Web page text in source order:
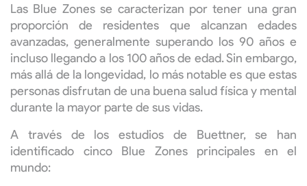
Las Blue Zones se caracterizan por tener una gran
proporción de residentes que alcanzan edades
avanzadas, generalmente superando los 90 años e
incluso llegando a los 100 años de edad. Sin embargo,
más allá de la longevidad, lo más notable es que estas
personas disfrutan de una buena salud física y mental
durante la mayor parte de sus vidas.
A través de los estudios de Buettner, se han
identificado cinco Blue Zones principales en el
mundo: